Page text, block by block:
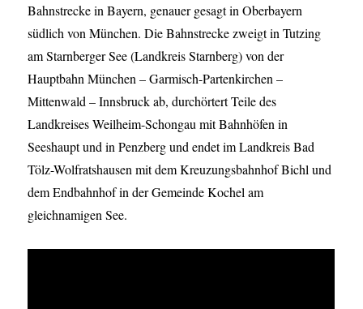
Bahnstrecke in Bayern, genauer gesagt in Oberbayern
südlich von München. Die Bahnstrecke zweigt in Tutzing
am Starnberger See (Landkreis Starnberg) von der
Hauptbahn München – Garmisch-Partenkirchen –
Mittenwald – Innsbruck ab, durchörtert Teile des
Landkreises Weilheim-Schongau mit Bahnhöfen in
Seeshaupt und in Penzberg und endet im Landkreis Bad
Tölz-Wolfratshausen mit dem Kreuzungsbahnhof Bichl und
dem Endbahnhof in der Gemeinde Kochel am
gleichnamigen See.